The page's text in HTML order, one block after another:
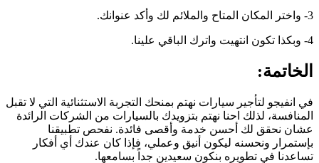
3- واختر المكان المتاح والملائم لك وأكد عنوانك.
4- وبكذا تكون انتهيت واترك الباقي علينا.
الخاتمة:
في انفيجو لتأجير سيارات نهتم بمنحك التجربة الاستثنائية التي لا تقبل
المنافسة، لذلك احنا نهتم بتزويدك بالسيارات من الشركات الرائدة
عشان نحقق لك أحسن خدمة وأقصى فائدة. نفحص تطبيقنا
بإستمرار ونحسنه ليكون أنيق وعملي، فإذا كان عندك أي أفكار
تساعدنا في تطويره بنكون سعيدين جداً بسامعها.